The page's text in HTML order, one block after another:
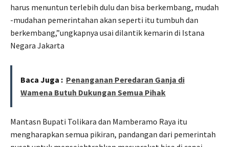
harus menuntun terlebih dulu dan bisa berkembang, mudah
-mudahan pemerintahan akan seperti itu tumbuh dan
berkembang,”ungkapnya usai dilantik kemarin di Istana
Negara Jakarta
Baca Juga : Penanganan Peredaran Ganja di
Wamena Butuh Dukungan Semua Pihak
Mantasn Bupati Tolikara dan Mamberamo Raya itu
mengharapkan semua pikiran, pandangan dari pemerintah